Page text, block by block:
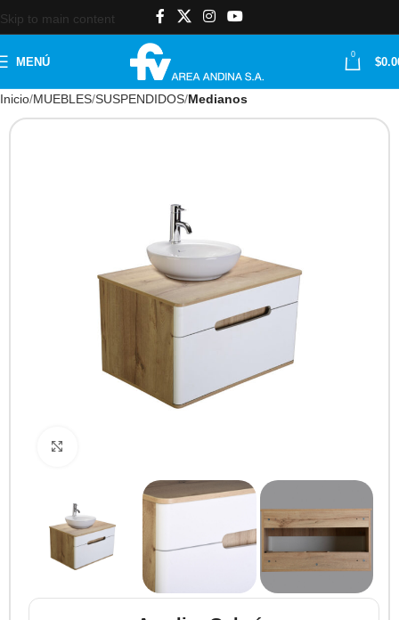
Skip to main content
MENÚ
0
$
Inicio MUEBLES SUSPENDIDOS Medianos